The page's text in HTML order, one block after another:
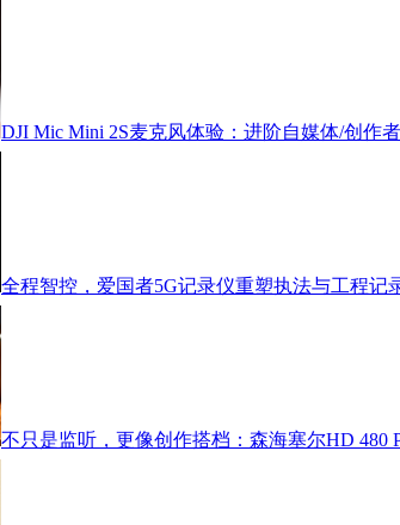
DJI Mic Mini 2S麦克风体验：进阶自媒体/创作
全程智控，爱国者5G记录仪重塑执法与工程记
不只是监听，更像创作搭档：森海塞尔HD 480